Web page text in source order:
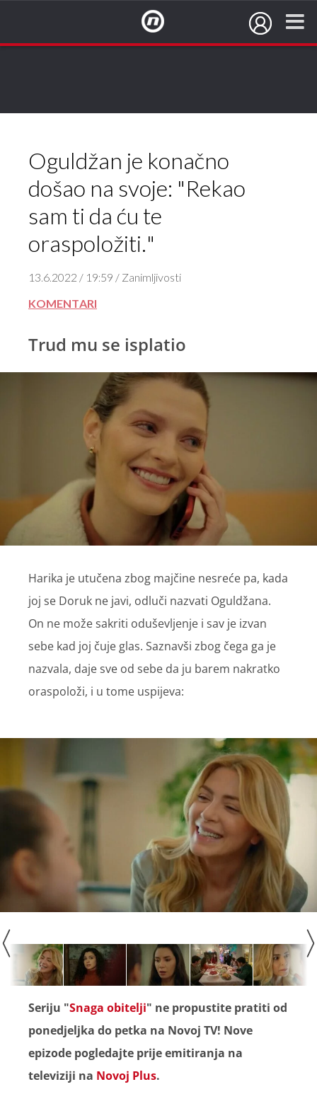
Oguldžan je konačno
došao na svoje: "Rekao
sam ti da ću te
oraspoložiti."
13.6.2022 / 19:59 / Zanimljivosti
KOMENTARI
Trud mu se isplatio
Harika je utučena zbog majčine nesreće pa, kada
joj se Doruk ne javi, odluči nazvati Oguldžana.
On ne može sakriti oduševljenje i sav je izvan
sebe kad joj čuje glas. Saznavši zbog čega ga je
nazvala, daje sve od sebe da ju barem nakratko
oraspoloži, i u tome uspijeva:
Seriju "Snaga obitelji" ne propustite pratiti od
ponedjeljka do petka na Novoj TV! Nove
epizode pogledajte prije emitiranja na
televiziji na Novoj Plus.